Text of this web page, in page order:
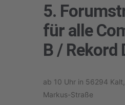
5.
für alle
B / Rekord
ab 10 Uhr in 56294
Markus-Straße